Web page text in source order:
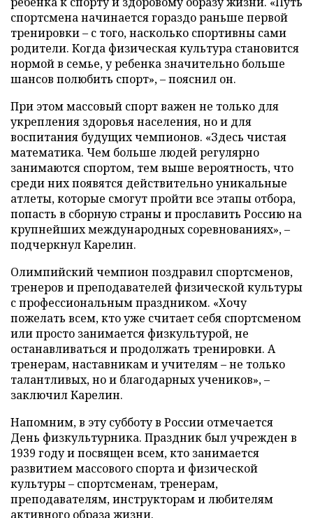
спортсмена начинается гораздо раньше первой
тренировки – с того, насколько спортивны сами
родители. Когда физическая культура становится
нормой в семье, у ребенка значительно больше
шансов полюбить спорт», – пояснил он.
При этом массовый спорт важен не только для
укрепления здоровья населения, но и для
воспитания будущих чемпионов. «Здесь чистая
математика. Чем больше людей регулярно
занимаются спортом, тем выше вероятность, что
среди них появятся действительно уникальные
атлеты, которые смогут пройти все этапы отбора,
попасть в сборную страны и прославить Россию на
крупнейших международных соревнованиях», –
подчеркнул Карелин.
Олимпийский чемпион поздравил спортсменов,
тренеров и преподавателей физической культуры
с профессиональным праздником. «Хочу
пожелать всем, кто уже считает себя спортсменом
или просто занимается физкультурой, не
останавливаться и продолжать тренировки. А
тренерам, наставникам и учителям – не только
талантливых, но и благодарных учеников», –
заключил Карелин.
Напомним, в эту субботу в России отмечается
День физкультурника. Праздник был учрежден в
1939 году и посвящен всем, кто занимается
развитием массового спорта и физической
культуры – спортсменам, тренерам,
преподавателям, инструкторам и любителям
активного образа жизни.